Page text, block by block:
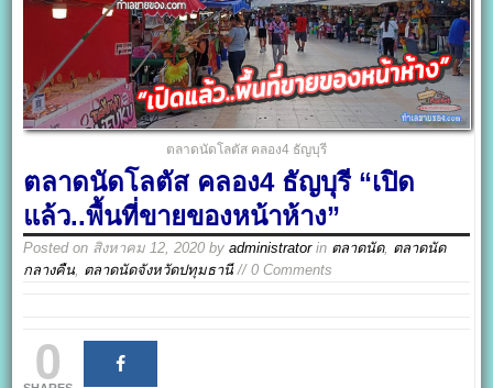
ตลาดนัดโลตัส คลอง4 ธัญบุรี
ตลาดนัดโลตัส คลอง4 ธัญบุรี “เปิด
แล้ว..พื้นที่ขายของหน้าห้าง”
Posted on สิงหาคม 12, 2020 byadministratorin ตลาดนัด, ตลาดนัด
กลางคืน, ตลาดนัดจังหวัดปทุมธานี// 0 Comments
0